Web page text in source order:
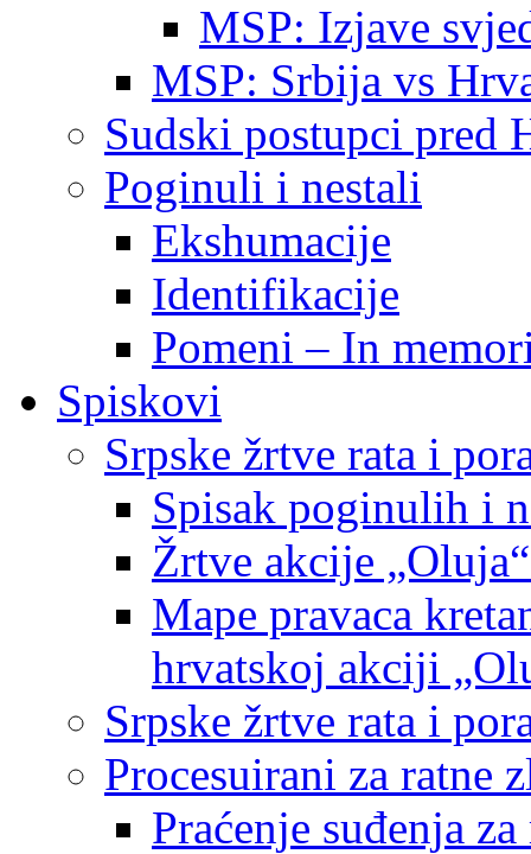
MSP: Izjave
MSP: Srbija vs
Sudski postupci pred
Poginuli i nestali
Ekshumacije
Identifikacije
Pomeni – In
Spiskovi
Srpske žrtve rata i
Spisak poginulih i
Žrtve akcije
Mape pravaca
hrvatskoj akciji
Srpske žrtve rata i
Procesuirani za ratne
Praćenje suđenja